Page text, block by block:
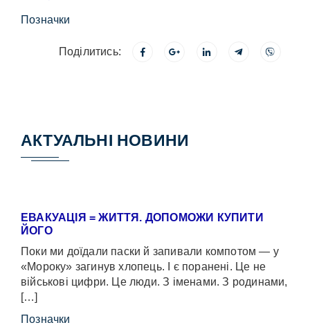
Позначки
Поділитись:
АКТУАЛЬНІ НОВИНИ
ЕВАКУАЦІЯ = ЖИТТЯ. ДОПОМОЖИ КУПИТИ
ЙОГО
Поки ми доїдали паски й запивали компотом — у
«Мороку» загинув хлопець. І є поранені. Це не
військові цифри. Це люди. З іменами. З родинами,
[…]
Позначки